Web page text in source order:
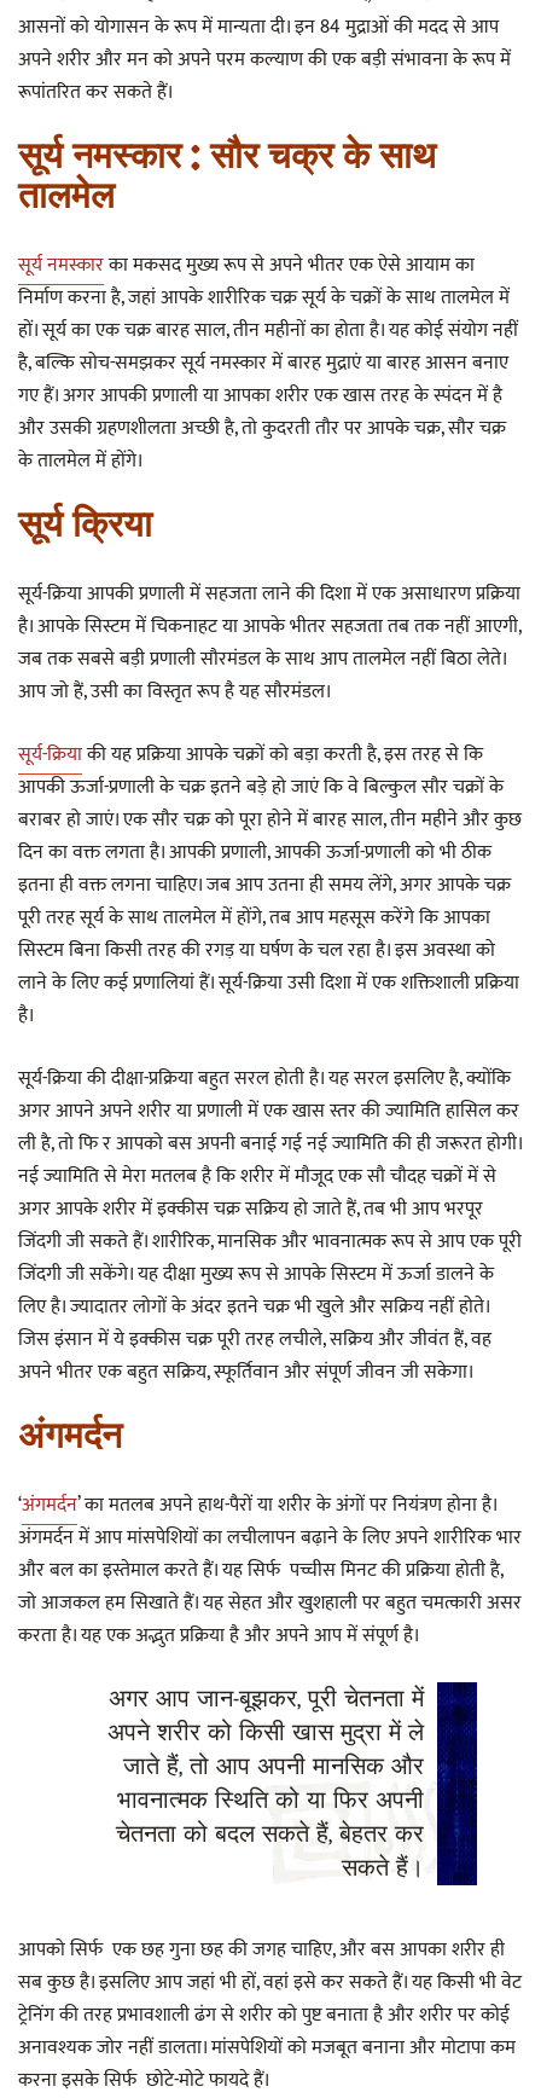
आसनों को योगासन के रूप में मान्यता दी। इन 84 मुद्राओं की मदद से आप
अपने शरीर और मन को अपने परम कल्याण की एक बड़ी संभावना के रूप में
रूपांतरित कर सकते हैं।
सूर्य नमस्कार : सौर चक्र के साथ
तालमेल
सूर्य नमस्कारका मकसद मुख्य रूप से अपने भीतर एक ऐसे आयाम का
निर्माण करना है, जहां आपके शारीरिक चक्र सूर्य के चक्रों के साथ तालमेल में
हों। सूर्य का एक चक्र बारह साल, तीन महीनों का होता है। यह कोई संयोग नहीं
है, बल्कि सोच-समझकर सूर्य नमस्कार में बारह मुद्राएं या बारह आसन बनाए
गए हैं। अगर आपकी प्रणाली या आपका शरीर एक खास तरह के स्पंदन में है
और उसकी ग्रहणशीलता अच्छी है, तो कुदरती तौर पर आपके चक्र, सौर चक्र
के तालमेल में होंगे।
सूर्य क्रिया
सूर्य-क्रिया आपकी प्रणाली में सहजता लाने की दिशा में एक असाधारण प्रक्रिया
है। आपके सिस्टम में चिकनाहट या आपके भीतर सहजता तब तक नहीं आएगी,
जब तक सबसे बड़ी प्रणाली सौरमंडल के साथ आप तालमेल नहीं बिठा लेते।
आप जो हैं, उसी का विस्तृत रूप है यह सौरमंडल।
सूर्य-क्रियाकी यह प्रक्रिया आपके चक्रों को बड़ा करती है, इस तरह से कि
आपकी ऊर्जा-प्रणाली के चक्र इतने बड़े हो जाएं कि वे बिल्कुल सौर चक्रों के
बराबर हो जाएं। एक सौर चक्र को पूरा होने में बारह साल, तीन महीने और कुछ
दिन का वक्त लगता है। आपकी प्रणाली, आपकी ऊर्जा-प्रणाली को भी ठीक
इतना ही वक्त लगना चाहिए। जब आप उतना ही समय लेंगे, अगर आपके चक्र
पूरी तरह सूर्य के साथ तालमेल में होंगे, तब आप महसूस करेंगे कि आपका
सिस्टम बिना किसी तरह की रगड़ या घर्षण के चल रहा है। इस अवस्था को
लाने के लिए कई प्रणालियां हैं। सूर्य-क्रिया उसी दिशा में एक शक्तिशाली प्रक्रिया
है।
सूर्य-क्रिया की दीक्षा-प्रक्रिया बहुत सरल होती है। यह सरल इसलिए है, क्योंकि
अगर आपने अपने शरीर या प्रणाली में एक खास स्तर की ज्यामिति हासिल कर
ली है, तो फि र आपको बस अपनी बनाई गई नई ज्यामिति की ही जरूरत होगी।
नई ज्यामिति से मेरा मतलब है कि शरीर में मौजूद एक सौ चौदह चक्रों में से
अगर आपके शरीर में इक्कीस चक्र सक्रिय हो जाते हैं, तब भी आप भरपूर
जिंदगी जी सकते हैं। शारीरिक, मानसिक और भावनात्मक रूप से आप एक पूरी
जिंदगी जी सकेंगे। यह दीक्षा मुख्य रूप से आपके सिस्टम में ऊर्जा डालने के
लिए है। ज्यादातर लोगों के अंदर इतने चक्र भी खुले और सक्रिय नहीं होते।
जिस इंसान में ये इक्कीस चक्र पूरी तरह लचीले, सक्रिय और जीवंत हैं, वह
अपने भीतर एक बहुत सक्रिय, स्फूर्तिवान और संपूर्ण जीवन जी सकेगा।
अंगमर्दन
‘अंगमर्दन’ का मतलब अपने हाथ-पैरों या शरीर के अंगों पर नियंत्रण होना है।
अंगमर्दन में आप मांसपेशियों का लचीलापन बढ़ाने के लिए अपने शारीरिक भार
और बल का इस्तेमाल करते हैं। यह सिर्फ पच्चीस मिनट की प्रक्रिया होती है,
जो आजकल हम सिखाते हैं। यह सेहत और खुशहाली पर बहुत चमत्कारी असर
करता है। यह एक अद्भुत प्रक्रिया है और अपने आप में संपूर्ण है।
अगर आप जान-बूझकर, पूरी चेतनता में
अपने शरीर को किसी खास मुद्रा में ले
जाते हैं, तो आप अपनी मानसिक और
भावनात्मक स्थिति को या फिर अपनी
चेतनता को बदल सकते हैं, बेहतर कर
सकते हैं।
आपको सिर्फ एक छह गुना छह की जगह चाहिए, और बस आपका शरीर ही
सब कुछ है। इसलिए आप जहां भी हों, वहां इसे कर सकते हैं। यह किसी भी वेट
ट्रेनिंग की तरह प्रभावशाली ढंग से शरीर को पुष्ट बनाता है और शरीर पर कोई
अनावश्यक जोर नहीं डालता। मांसपेशियों को मजबूत बनाना और मोटापा कम
करना इसके सिर्फ छोटे-मोटे फायदे हैं।